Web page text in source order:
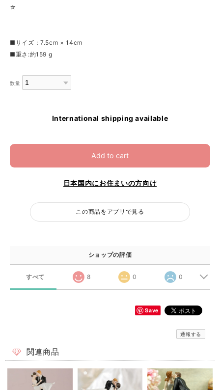
☆
■サイズ：7.5cm × 14cm
■重さ:約159 g
数量
International shipping available
Add to cart
日本国内にお住まいの方向け
この商品をアプリで見る
ショップの評価
すべて 8 0 0
Save
通報する
関連商品